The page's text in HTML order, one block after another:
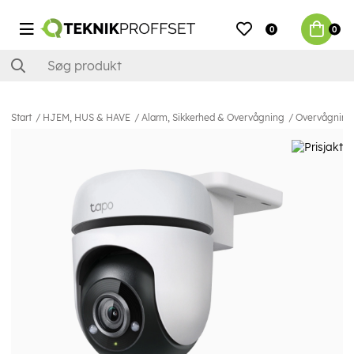
0 0
Start HJEM, HUS & HAVE Alarm, Sikkerhed & Overvågning